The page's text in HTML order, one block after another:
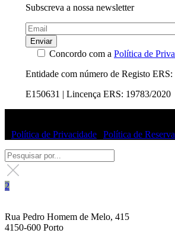
Subscreva a nossa newsletter
Enviar
Concordo com a Política de
Entidade com número de Registo ERS:
E150631 | Lincença ERS: 19783/2020
Política de Privacidade Política de Reserva
Rua Pedro Homem de Melo, 415
4150-600 Porto